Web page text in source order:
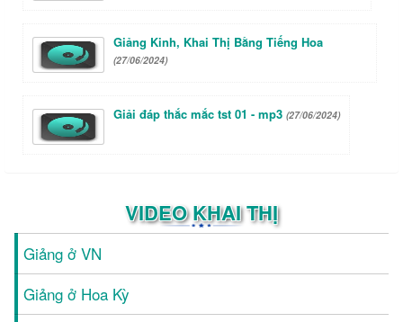
Giảng Kinh, Khai Thị Bằng Tiếng Hoa
(27/06/2024)
Giải đáp thắc mắc tst 01 - mp3 (27/06/2024)
VIDEO KHAI THỊ
Giảng ở VN
Giảng ở Hoa Kỳ